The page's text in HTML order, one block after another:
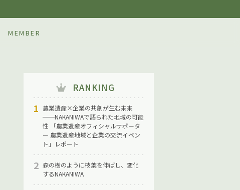
MEMBER
RANKING
農業遺産×企業の共創が生む未来
──NAKANIWAで語られた地域の可能
性 「農業遺産オフィシャルサポータ
ー 農業遺産地域と企業の交流イベン
ト」レポート
森の樹のように枝葉を伸ばし、変化
するNAKANIWA